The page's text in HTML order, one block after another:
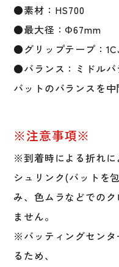
●素材：HS700
●最大径：Φ67mm
●グリップテープ：
●バランス：ミドルバ
バットのバランスを中
※注意事項※
※到着時による折れに
シュリンク(バットを
み、色ムラなどでの
ません。
※バッティングセンタ
るため、